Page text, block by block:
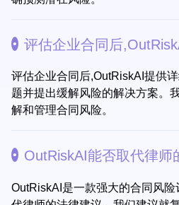
评估企业合同后
评估企业合同后,OutRiskAI提供
题并提出缓解风险的解决方案。
解和管理合同风险。
OutRiskAI能否取代律师
OutRiskAI是一款强大的合同风